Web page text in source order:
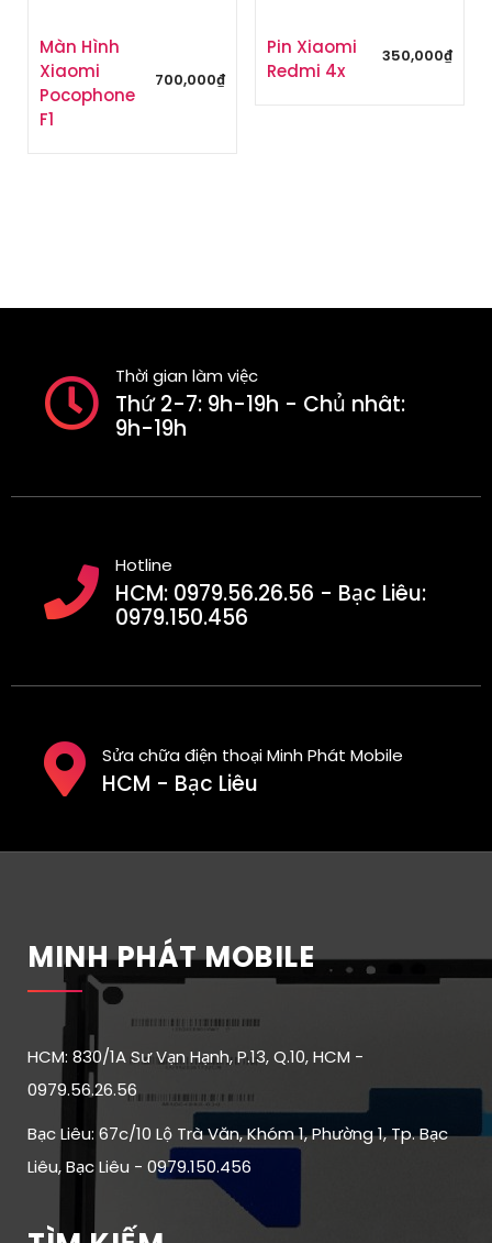
Màn Hình
Xiaomi
Pocophone
F1
700,000₫
Pin Xiaomi
Redmi 4x
350,000₫
Thời gian làm việc
Thứ 2-7: 9h-19h - Chủ nhât:
9h-19h
Hotline
HCM: 0979.56.26.56 - Bạc Liêu:
0979.150.456
Sửa chữa điện thoại Minh Phát Mobile
HCM - Bạc Liêu
MINH PHÁT MOBILE
HCM: 830/1A Sư Vạn Hạnh, P.13, Q.10, HCM -
0979.56.26.56
Bạc Liêu: 67c/10 Lộ Trà Văn, Khóm 1, Phường 1, Tp. Bạc
Liêu, Bạc Liêu - 0979.150.456